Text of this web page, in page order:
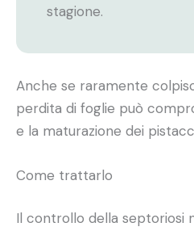
stagione.
Anche se raramente
perdita di foglie può
e la maturazione dei
Come trattarlo
Il controllo della septoriosi